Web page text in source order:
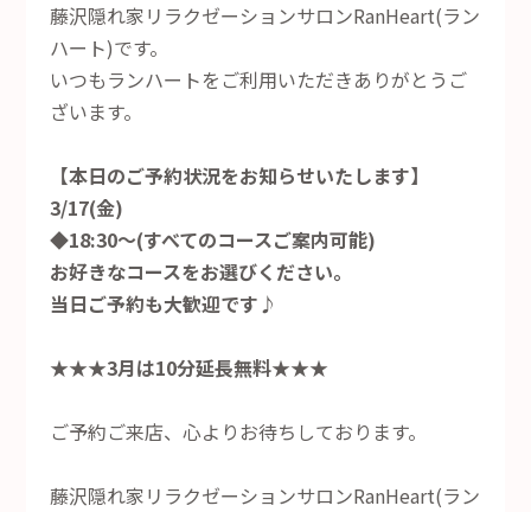
藤沢隠れ家リラクゼーションサロンRanHeart(ラン
ハート)です。
いつもランハートをご利用いただきありがとうご
ざいます。
【本日のご予約状況をお知らせいたします】
3/17(金)
◆18:30～(すべてのコースご案内可能)
お好きなコースをお選びください。
当日ご予約も大歓迎です♪
★★★3月は10分延長無料★★★
ご予約ご来店、心よりお待ちしております。
藤沢隠れ家リラクゼーションサロンRanHeart(ラン